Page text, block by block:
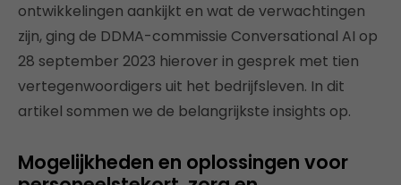
ontwikkelingen aankijkt en wat de verwachtingen
zijn, ging de DDMA-commissie Conversational AI op
28 september 2023 hierover in gesprek met tien
vertegenwoordigers uit het bedrijfsleven. In dit
artikel sommen we de belangrijkste insights op.
Mogelijkheden en oplossingen voor